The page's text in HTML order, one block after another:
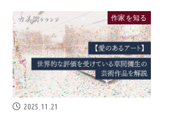
作家を知る
2025.11.21